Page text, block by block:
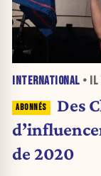
INTERNATIONAL • IL
Des
de 2020